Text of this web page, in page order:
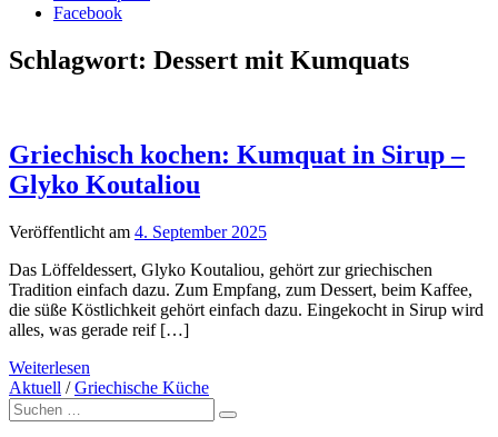
Facebook
Schlagwort: Dessert mit Kumquats
Griechisch kochen: Kumquat in Sirup –
Glyko Koutaliou
Veröffentlicht am 4. September 2025
Das Löffeldessert, Glyko Koutaliou, gehört zur griechischen
Tradition einfach dazu. Zum Empfang, zum Dessert, beim Kaffee,
die süße Köstlichkeit gehört einfach dazu. Eingekocht in Sirup wird
alles, was gerade reif […]
Weiterlesen
Aktuell /Griechische Küche
Suche
nach: